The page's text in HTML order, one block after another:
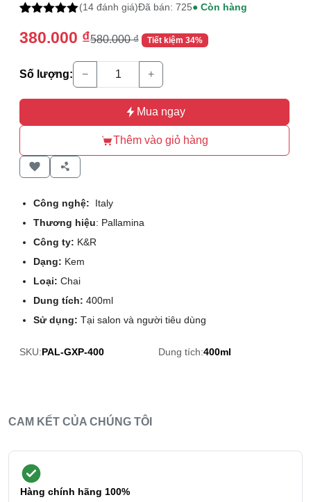
dựa trên
đánh giá
(14 đánh giá)Đã bán: 725● Còn hàng
380.000 ₫580.000₫ Tiết kiệm 34%
Số lượng: − +
Mua ngay
Thêm vào giỏ hàng
Công nghệ: Italy
Thương hiệu: Pallamina
Công ty: K&R
Dạng: Kem
Loại: Chai
Dung tích: 400ml
Sử dụng: Tại salon và người tiêu dùng
SKU:PAL-GXP-400 Dung tích:400ml
CAM KẾT CỦA CHÚNG TÔI
Hàng chính hãng 100%